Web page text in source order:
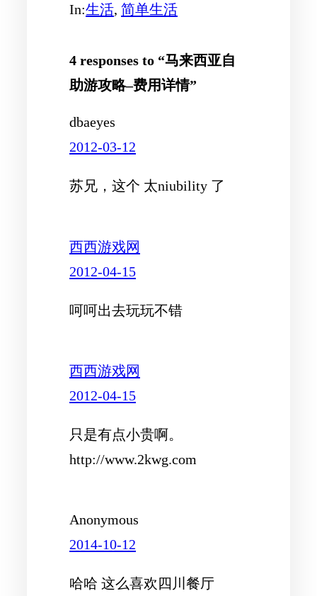
In:生活, 简单生活
4 responses to “马来西亚自
助游攻略–费用详情”
dbaeyes
2012-03-12
苏兄，这个 太niubility 了
西西游戏网
2012-04-15
呵呵出去玩玩不错
西西游戏网
2012-04-15
只是有点小贵啊。
http://www.2kwg.com
Anonymous
2014-10-12
哈哈 这么喜欢四川餐厅